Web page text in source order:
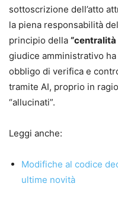
sottoscrizione dell’atto
la piena responsabilità
principio della “centralità
giudice amministrativo
obbligo di verifica e
tramite AI, proprio in
“allucinati”.
Leggi anche:
Modifiche al codice
ultime novità